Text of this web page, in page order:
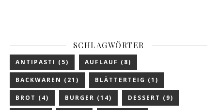
SCHLAGWÖRTER
ANTIPASTI (5) AUFLAUF (8)
BACKWAREN (21) BLÄTTERTEIG (1)
BROT (4) BURGER (14) DESSERT (9)